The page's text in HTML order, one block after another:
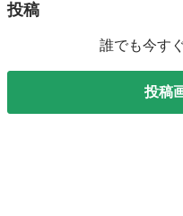
投稿
誰でも今す
投稿